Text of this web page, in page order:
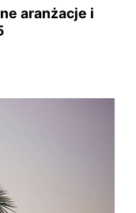
aranżacje i